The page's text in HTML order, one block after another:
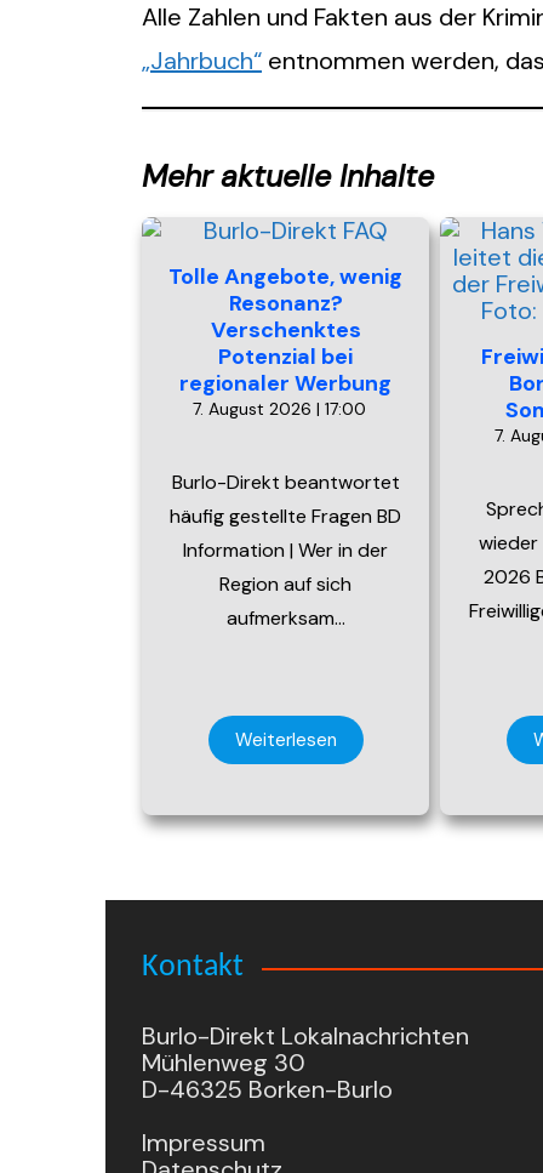
Alle Zahlen und Fakten aus der
„Jahrbuch“ entnommen werden,
Mehr aktuelle Inhalte
Tolle Angebote, wenig
Resonanz?
Verschenktes
Potenzial bei
regionaler Werbung
7. August 2026 | 17:00
Burlo-Direkt beantwortet
häufig gestellte Fragen BD
Information | Wer in der
Region auf sich
aufmerksam…
Weiterlesen
7.
wieder
2026
Kontakt
Burlo-Direkt Lokalnachrichten
Mühlenweg 30
D-46325 Borken-Burlo
Impressum